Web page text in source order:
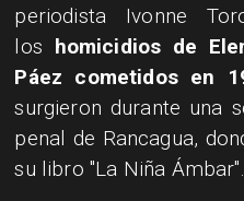
periodista Ivonne
los homicidios de
Páez cometidos en
surgieron durante una
penal de Rancagua,
su libro "La Niña Ámbar".